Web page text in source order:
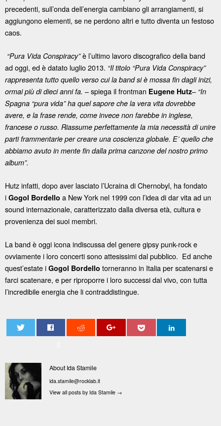
precedenti, sull’onda dell’energia cambiano gli arrangiamenti, si
aggiungono elementi, se ne perdono altri e tutto diventa un festoso
caos.
“Pura Vida Conspiracy”è l’ultimo lavoro discografico della band
ad oggi, ed è datato luglio 2013. “Il titolo “Pura Vida Conspiracy”
rappresenta tutto quello verso cui la band si è mossa fin dagli inizi,
ormai più di dieci anni fa. – spiega il frontman Eugene Hutz– “In
Spagna “pura vida” ha quel sapore che la vera vita dovrebbe
avere, e la frase rende, come invece non farebbe in inglese,
francese o russo. Riassume perfettamente la mia necessità di unire
parti frammentarie per creare una coscienza globale. E’ quello che
abbiamo avuto in mente fin dalla prima canzone del nostro primo
album”.
Hutz infatti, dopo aver lasciato l’Ucraina di Chernobyl, ha fondato
i Gogol Bordello a New York nel 1999 con l’idea di dar vita ad un
sound internazionale, caratterizzato dalla diversa età, cultura e
provenienza dei suoi membri.
La band è oggi icona indiscussa del genere gipsy punk-rock e
ovviamente i loro concerti sono attesissimi dal pubblico. Ed anche
quest’estate i Gogol Bordello torneranno in Italia per scatenarsi e
farci scatenare, e per riproporre i loro successi dal vivo, con tutta
l’incredibile energia che li contraddistingue.
About Ida Stamile
ida.stamile@rocklab.it
View all posts by Ida Stamile →